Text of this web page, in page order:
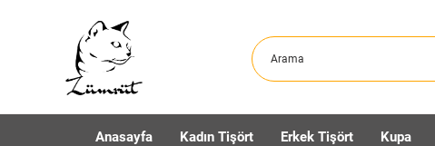
Anasayfa Kadın Tişört Erkek Tişört Kupa